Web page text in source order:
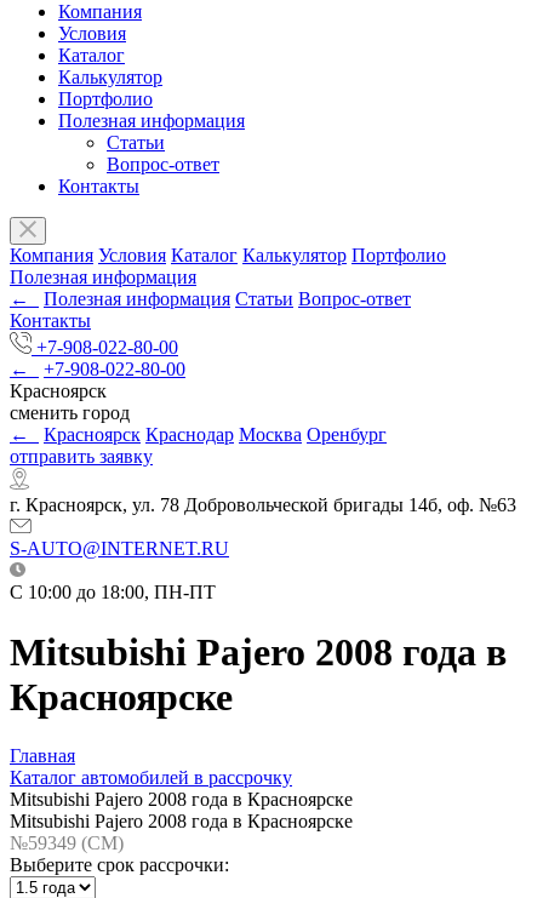
Компания
Условия
Каталог
Калькулятор
Портфолио
Полезная информация
Статьи
Вопрос-ответ
Контакты
Компания Условия Каталог Калькулятор Портфолио
Полезная информация
←
Полезная информация Статьи Вопрос-ответ
Контакты
+7-908-022-80-00
←
+7-908-022-80-00
Красноярск
сменить город
←
Красноярск Краснодар Москва Оренбург
отправить заявку
г. Красноярск, ул. 78 Добровольческой бригады 14б, оф. №63
S-AUTO@INTERNET.RU
C 10:00 до 18:00, ПН-ПТ
Mitsubishi Pajero 2008 года в
Красноярске
Главная
Каталог автомобилей в рассрочку
Mitsubishi Pajero 2008 года в Красноярске
Mitsubishi Pajero 2008 года в Красноярске
№59349 (CM)
Выберите срок рассрочки: